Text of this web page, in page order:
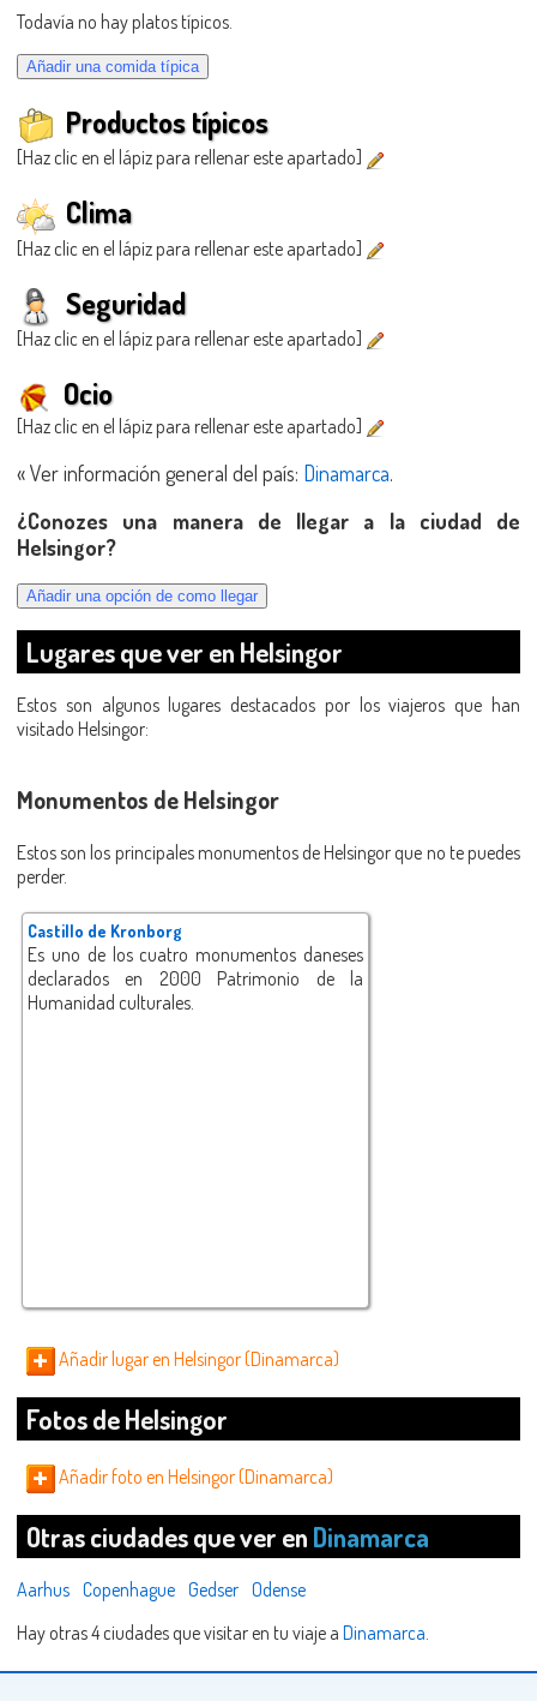
Todavía no hay platos típicos.
Productos típicos
[Haz clic en el lápiz para rellenar este apartado]
Clima
[Haz clic en el lápiz para rellenar este apartado]
Seguridad
[Haz clic en el lápiz para rellenar este apartado]
Ocio
[Haz clic en el lápiz para rellenar este apartado]
« Ver información general del país: Dinamarca.
¿Conozes una manera de llegar a la ciudad de
Helsingor?
Lugares que ver en Helsingor
Estos son algunos lugares destacados por los viajeros que han
visitado Helsingor:
Monumentos de Helsingor
Estos son los principales monumentos de Helsingor que no te puedes
perder.
Castillo de Kronborg
Es uno de los cuatro monumentos daneses
declarados en 2000 Patrimonio de la
Humanidad culturales.
Añadir lugar en Helsingor (Dinamarca)
Fotos de Helsingor
Añadir foto en Helsingor (Dinamarca)
Otras ciudades que ver en Dinamarca
Aarhus Copenhague Gedser Odense
Hay otras 4 ciudades que visitar en tu viaje a Dinamarca.